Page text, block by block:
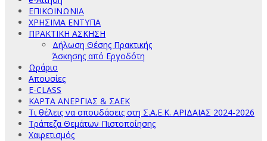
ΕΠΙΚΟΙΝΩΝΙΑ
ΧΡΗΣΙΜΑ ΕΝΤΥΠΑ
ΠΡΑΚΤΙΚΗ ΑΣΚΗΣΗ
Δήλωση Θέσης Πρακτικής
Άσκησης από Εργοδότη
Ωράριο
Απουσίες
E-CLASS
ΚΑΡΤΑ ΑΝΕΡΓΙΑΣ & ΣΑΕΚ
Τι θέλεις να σπουδάσεις στη Σ.Α.Ε.Κ. ΑΡΙΔΑΙΑΣ 2024-2026
Τράπεζα Θεμάτων Πιστοποίησης
Χαιρετισμός